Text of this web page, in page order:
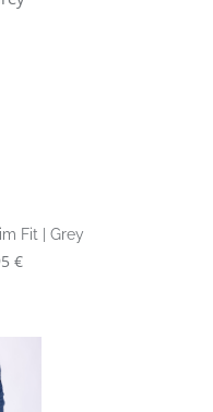
Fit | Grey
Preis:
€